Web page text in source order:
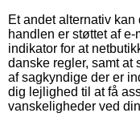
Et andet alternativ
handlen er støttet af
indikator for at
danske regler, samt at
af sagkyndige der er
dig lejlighed til at få
vanskeligheder ved